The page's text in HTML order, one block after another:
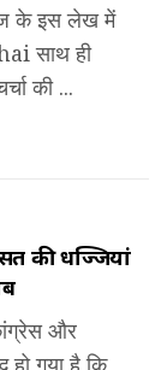
के इस लेख में
साथ ही
की ...
की धज्जियां
और
हो गया है कि